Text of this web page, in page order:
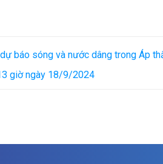
báo sóng và nước dâng trong Áp
giờ ngày 18/9/2024